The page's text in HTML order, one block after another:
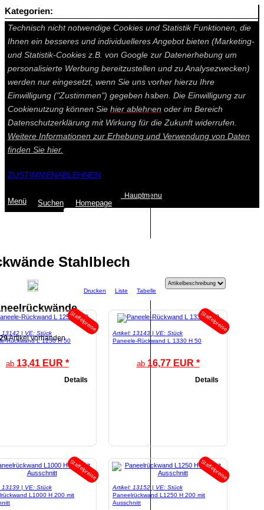
Auf dieser Seite werden technisch notwendige Cookies gesetzt.
Technisch nicht notwendige Cookies und Statistik Funktionen, die
Ihnen ein besseres und individuelleres Angebot bieten (Marketing-
und Statistik-Cookies z.B. von Google zur Datenerhebung um
personalisierte Werbung bereitzustellen und zu Analysezwecken)
werden nur eingesetzt, wenn Sie uns vorher hierzu Ihre
Einwilligung ("Zustimmen") gegeben haben. Die Einwilligung zur
Cookienutzung können Sie hier ablehnen oder im Bereich
Datenschutzerklärung mit Wirkung für die Zukunft widerrufen.
Weitere Informationen zur Erhebung und Verwendung von Daten
finden Sie hier.
ZUSTIMMENABLEHNEN
Menü Suchen Homepage
Hauptmenu
Stahlblech
29Artikel vorhanden
Drucken Liste Tabelle
Staffelpreise
13142 | VE: Stück
Rückwand L 1250 H 50
ab 13,41 EUR *
Details
Staffelpreise
Artikel: 13143 | VE: Stück
Paneele-Rückwand L 1330 H 50
ab 16,77 EUR *
Details
Staffelpreise
13139 | VE: Stück
L1000 H 200 mit
Staffelpreise
Artikel: 13152 | VE: Stück
Paneelrückwand L1250 H 200 mit
Ausschnitt
Kategorien: